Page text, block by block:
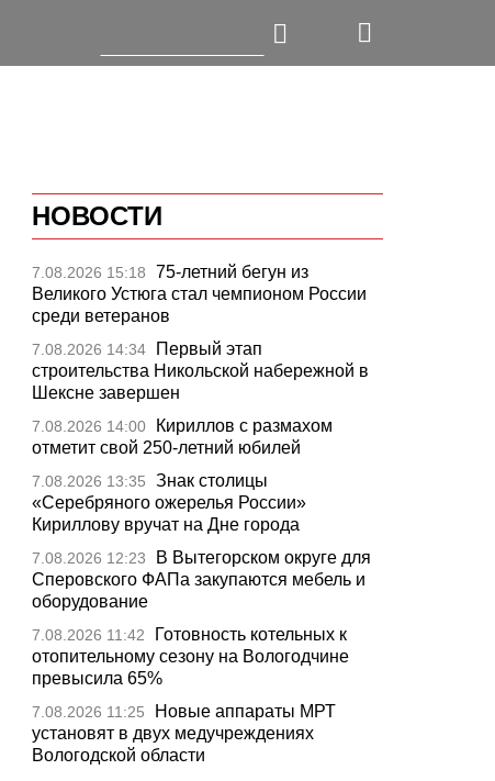
НОВОСТИ
7.08.2026 15:18
75-летний бегун из
Великого Устюга стал чемпионом России
среди ветеранов
7.08.2026 14:34
Первый этап
строительства Никольской набережной в
Шексне завершен
7.08.2026 14:00
Кириллов с размахом
отметит свой 250-летний юбилей
7.08.2026 13:35
Знак столицы
«Серебряного ожерелья России»
Кириллову вручат на Дне города
7.08.2026 12:23
В Вытегорском округе для
Сперовского ФАПа закупаются мебель и
оборудование
7.08.2026 11:42
Готовность котельных к
отопительному сезону на Вологодчине
превысила 65%
7.08.2026 11:25
Новые аппараты МРТ
установят в двух медучреждениях
Вологодской области